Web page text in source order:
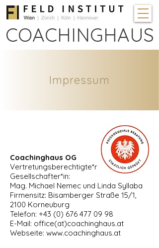
COACHINGHAUS
Impressum
Coachinghaus OG
Vertretungsberechtigte*r
Gesellschafter*in:
Mag. Michael Nemec und Linda Syllaba
Firmensitz: Bisamberger Straße 15/1,
2100 Korneuburg
Telefon: +43 (0) 676 477 09 98
E-Mail: office(at)coachinghaus.at
Webseite: www.coachinghaus.at